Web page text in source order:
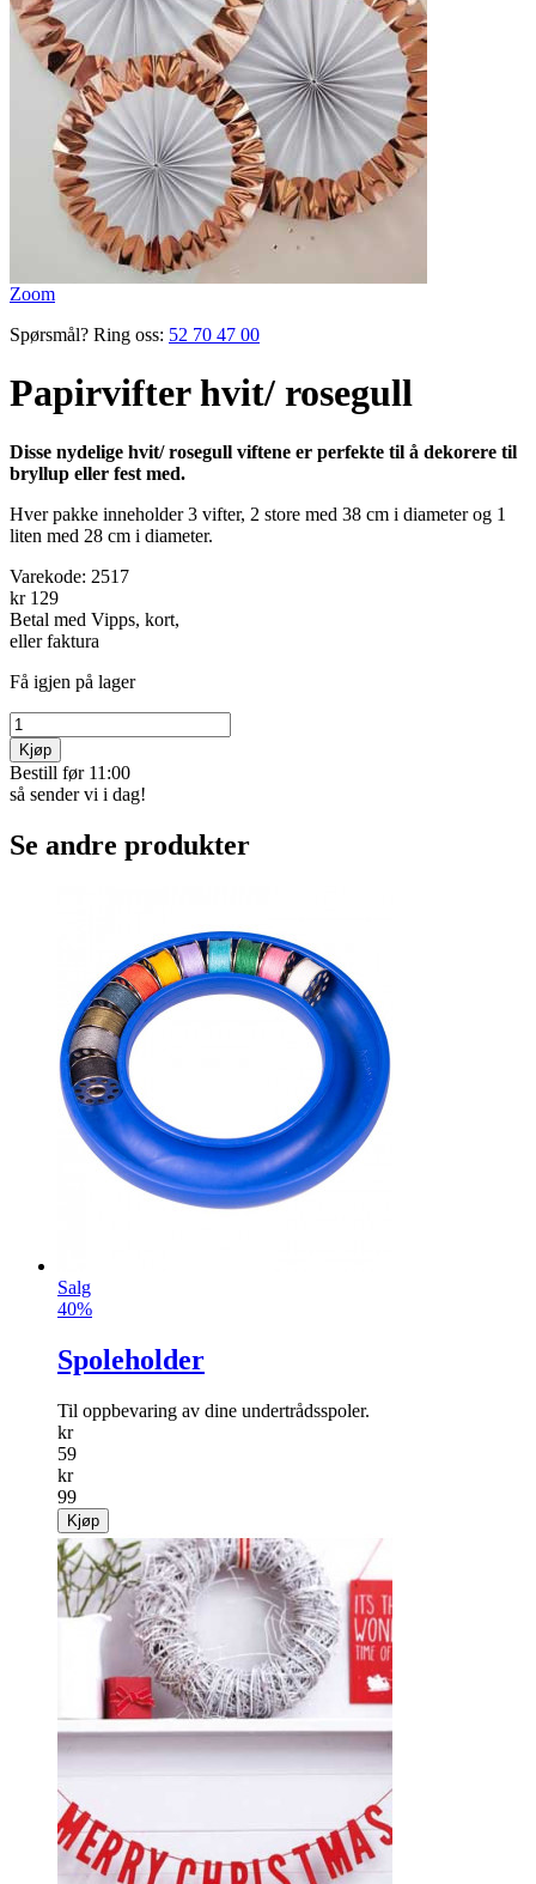
Zoom
Spørsmål? Ring oss: 52 70 47 00
Papirvifter hvit/ rosegull
Disse nydelige hvit/ rosegull viftene er perfekte til å dekorere til
bryllup eller fest med.
Hver pakke inneholder 3 vifter, 2 store med 38 cm i diameter og 1
liten med 28 cm i diameter.
Varekode: 2517
kr 129
Betal med Vipps, kort,
eller faktura
Få igjen på lager
Kjøp
Bestill før 11:00
så sender vi i dag!
Se andre produkter
Salg
40%
Spoleholder
Til oppbevaring av dine undertrådsspoler.
kr
59
kr
99
Kjøp